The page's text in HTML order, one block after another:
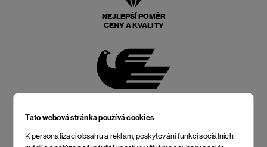
Tato webová stránka používá cookies
K personalizaci obsahu a reklam, poskytování funkcí sociálních
NEJLEPŠÍ POMĚR
CENY A KVALITY